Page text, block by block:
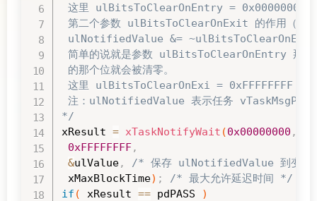
这里 ulBitsToClearOnEntry = 0x00000000 就
第二个参数 ulBitsToClearOnExit 的作用（函数
ulNotifiedValue &= ~ulBitsToClearOnExit
简单的说就是参数 ulBitsToClearOnEntry
的那个位就会被清零。
这里 ulBitsToClearOnExi = 0xFFFFFFFF 就是
注：ulNotifiedValue 表示任务 vTaskMsgPro
*/
xResult = xTaskNotifyWait (0x00000000 ,
0xFFFFFFFF,
&ulValue,
/* 保存 ulNotifiedValue 到变
xMaxBlockTime) ;
/* 最大允许延迟时间 */
if ( xResult == pdPASS
)